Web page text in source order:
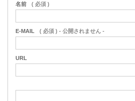
名前 ( 必須 )
E-MAIL ( 必須 ) - 公開されません -
URL